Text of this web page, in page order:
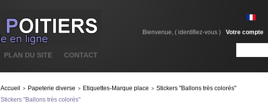
Bienvenue, ( identifiez-vous ) Votre compte
PLAN DU SITE CONTACT
Accueil > Papeterie diverse > Etiquettes-Marque place > Stickers "Ballons très colorés"
Stickers "Ballons très colorés"